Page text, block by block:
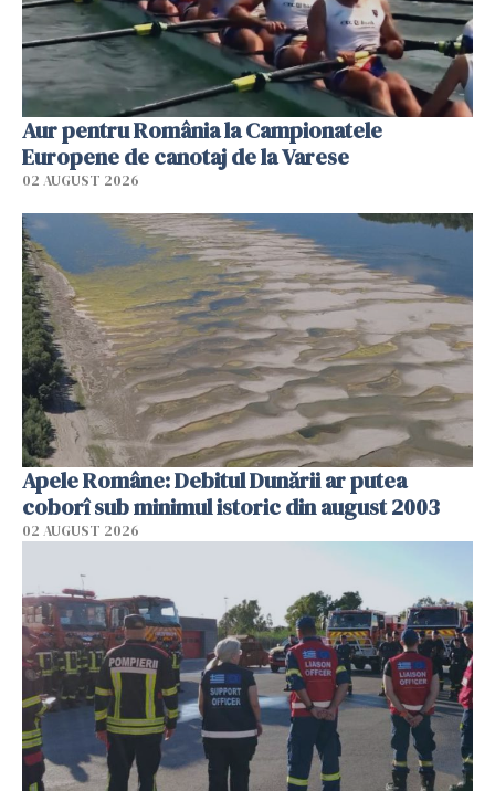
Aur pentru România la Campionatele
Europene de canotaj de la Varese
02 AUGUST 2026
Apele Române: Debitul Dunării ar putea
coborî sub minimul istoric din august 2003
02 AUGUST 2026